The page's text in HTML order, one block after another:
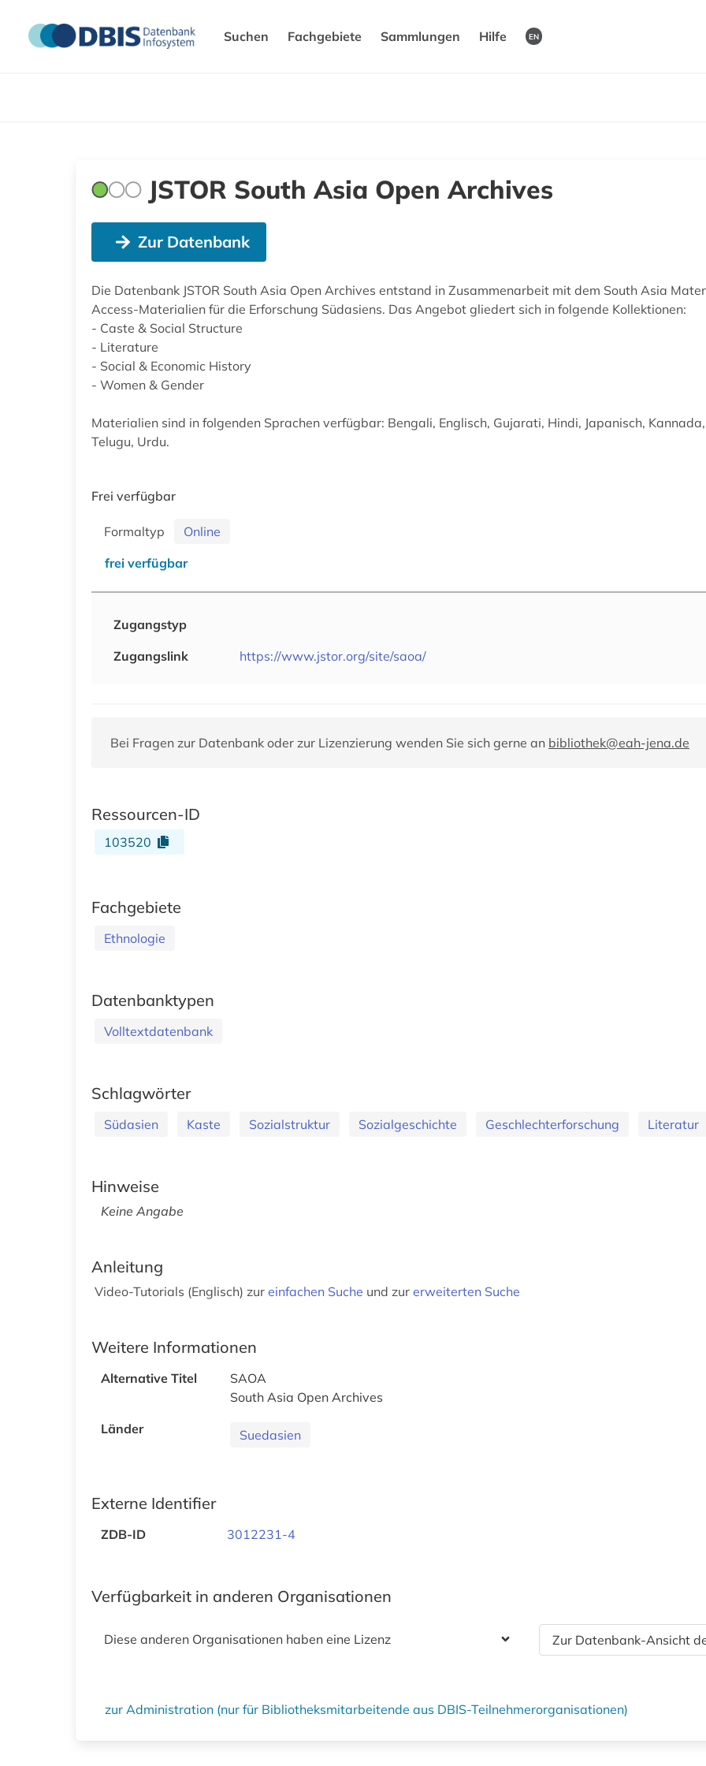
Suchen Fachgebiete Sammlungen Hilfe EN
JSTOR South Asia Open Archives
Zur Datenbank
Die Datenbank JSTOR South Asia Open Archives entstand in Zusammenarbeit mit dem South Asia
Access-Materialien für die Erforschung Südasiens. Das Angebot gliedert sich in folgende Kollektionen:
- Caste & Social Structure
- Literature
- Social & Economic History
- Women & Gender
Materialien sind in folgenden Sprachen verfügbar: Bengali, Englisch, Gujarati, Hindi, Japanisch,
Telugu, Urdu.
Frei verfügbar
Formaltyp
Online
frei verfügbar
Zugangstyp
Zugangslink
https://www.jstor.org/site/saoa/
Bei Fragen zur Datenbank oder zur Lizenzierung wenden Sie sich gerne an bibliothek@eah-jena.de
Ressourcen-ID
103520
Fachgebiete
Ethnologie
Datenbanktypen
Volltextdatenbank
Schlagwörter
Südasien Kaste Sozialstruktur Sozialgeschichte Geschlechterforschung Literatur
Hinweise
Keine Angabe
Anleitung
Video-Tutorials (Englisch) zur einfachen Suche und zur erweiterten Suche
Weitere Informationen
Alternative Titel
SAOA
South Asia Open Archives
Länder
Suedasien
Externe Identifier
ZDB-ID 3012231-4
Verfügbarkeit in anderen Organisationen
Diese anderen Organisationen haben eine Lizenz Zur Datenbank-Ansicht
zur Administration (nur für Bibliotheksmitarbeitende aus DBIS-Teilnehmerorganisationen)